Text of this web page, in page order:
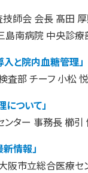
技師会 会長 髙田
島南病院 中央診
入と院内血糖管理」
査部 チーフ 小松
について」
ンター 事務長 櫛
新情報」
大阪市立総合医療